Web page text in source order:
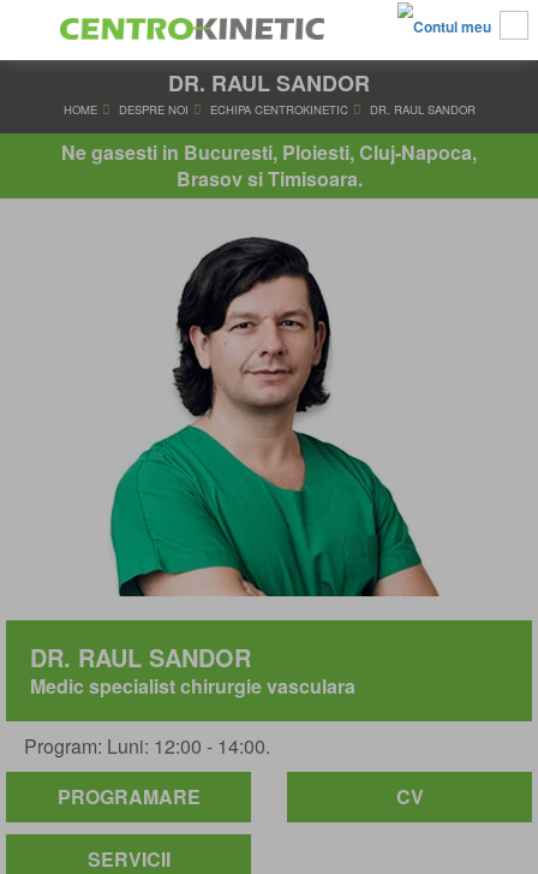
DR. RAUL SANDOR
HOME DESPRE NOI ECHIPA CENTROKINETIC DR. RAUL
Ne gasesti in Bucuresti, Ploiesti, Cluj-Napoca,
Brasov si Timisoara.
DR. RAUL SANDOR
Medic specialist chirurgie vasculara
Program: Luni: 12:00 - 14:00.
PROGRAMARE
CV
SERVICII